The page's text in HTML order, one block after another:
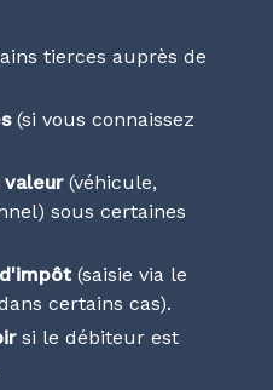
tierces auprès de
(si vous connaissez
valeur(véhicule,
sous certaines
(saisie via le
certains cas).
si le débiteur est